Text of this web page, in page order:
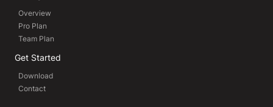
Overview
Pro Plan
Team Plan
Get Started
Download
Contact